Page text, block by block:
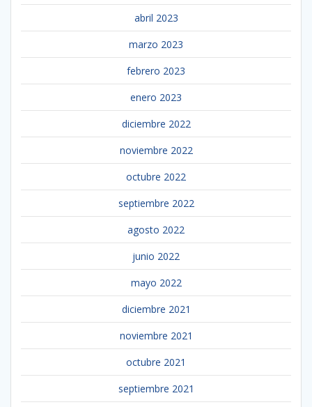
abril 2023
marzo 2023
febrero 2023
enero 2023
diciembre 2022
noviembre 2022
octubre 2022
septiembre 2022
agosto 2022
junio 2022
mayo 2022
diciembre 2021
noviembre 2021
octubre 2021
septiembre 2021